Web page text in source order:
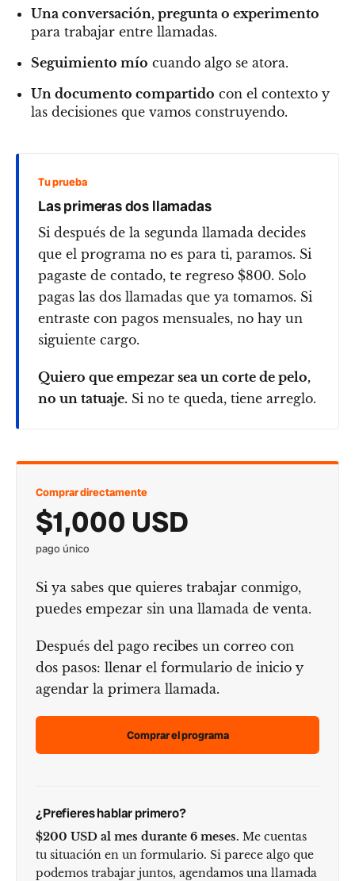
Una conversación, pregunta o experimento
para trabajar entre llamadas.
Seguimiento mío cuando algo se atora.
Un documento compartido con el contexto y
las decisiones que vamos construyendo.
Tu prueba
Las primeras dos llamadas
Si después de la segunda llamada decides
que el programa no es para ti, paramos. Si
pagaste de contado, te regreso $800. Solo
pagas las dos llamadas que ya tomamos. Si
entraste con pagos mensuales, no hay un
siguiente cargo.
Quiero que empezar sea un corte de pelo,
no un tatuaje. Si no te queda, tiene arreglo.
Comprar directamente
$1,000 USD
pago único
Si ya sabes que quieres trabajar conmigo,
puedes empezar sin una llamada de venta.
Después del pago recibes un correo con
dos pasos: llenar el formulario de inicio y
agendar la primera llamada.
Comprar el programa
¿Prefieres hablar primero?
$200 USD al mes durante 6 meses. Me cuentas
tu situación en un formulario. Si parece algo que
podemos trabajar juntos, agendamos una llamada